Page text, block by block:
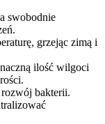
swobodnie
grzejąc zimą i
ilość wilgoci
bakterii.